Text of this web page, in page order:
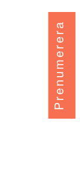
Prenumerera